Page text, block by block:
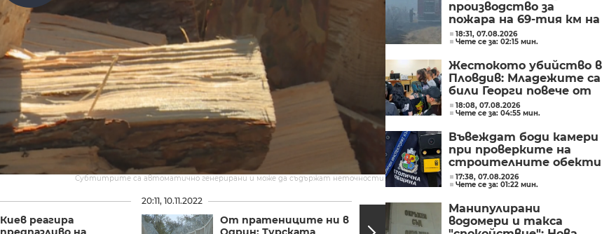
Субтитрите са автоматично генерирани и може да съдържат неточности.
Киев реагира
20:11, 10.11.2022
От пратениците ни в
20:10, 10.11.2022
Полемика в
производство за
пожара на 69-тия км на
АМ "Тракия"
18:31, 07.08.2026
Чете се за: 02:15 мин.
Жестокото убийство в
Пловдив: Младежите са
били Георги повече от
час и си купили дюнери
с парите му
18:08, 07.08.2026
Чете се за: 04:55 мин.
Въвеждат боди камери
при проверките на
строителните обекти
в София
17:38, 07.08.2026
Чете се за: 01:22 мин.
Манипулирани
водомери и такса